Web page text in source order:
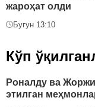
жароҳат олди
Бугун 13:10
Кўп
Роналду ва
этилган